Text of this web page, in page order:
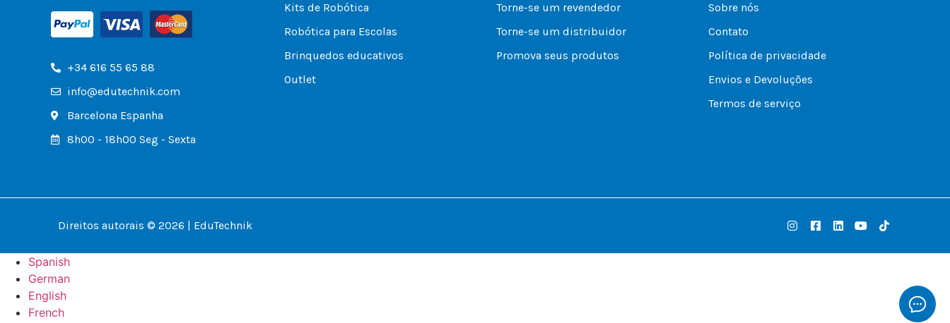
+34 616 55 65 88
info@edutechnik.com
Barcelona Espanha
8h00 - 18h00 Seg - Sexta
Kits de Robótica
Robótica para Escolas
Brinquedos educativos
Outlet
Torne-se um revendedor
Torne-se um distribuidor
Promova seus produtos
Sobre nós
Contato
Política de privacidade
Envios e Devoluções
Termos de serviço
Direitos autorais © 2026 | EduTechnik
Spanish
German
English
French